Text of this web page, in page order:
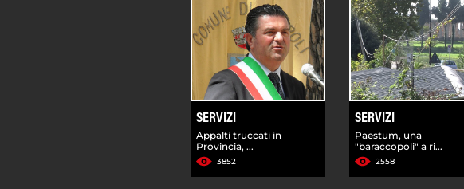
SERVIZI
Appalti truccati in
Provincia, ...
3852
SERVIZI
Paestum, una
"baraccopoli" a ri...
2558